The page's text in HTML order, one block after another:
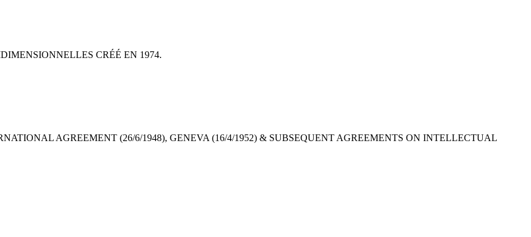
CRÉÉ EN 1974.
AGREEMENT (26/6/1948), GENEVA (16/4/1952) & SUBSEQUENT AGREEMENTS ON INTELLECTUAL